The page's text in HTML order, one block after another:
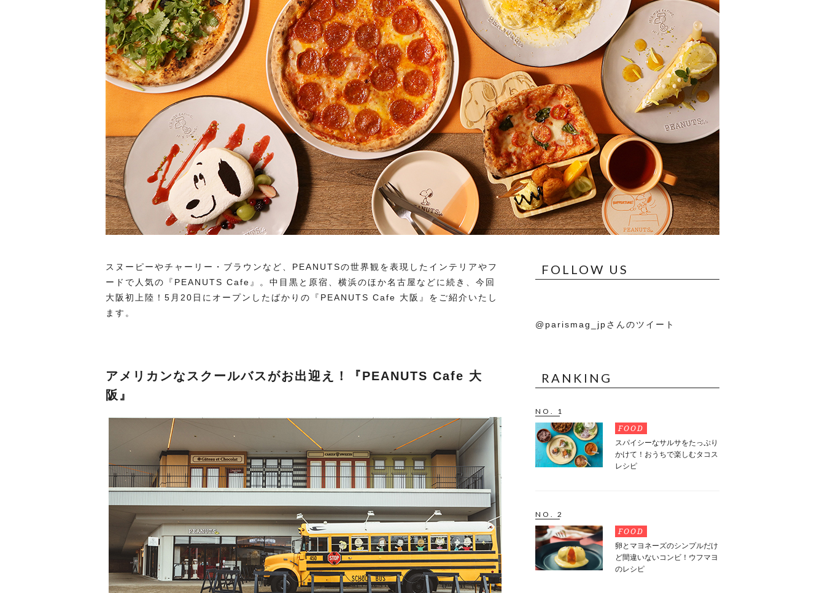
スヌーピーやチャーリー・ブラウンなど、PEANUTSの世界観を表現したインテリアやフ
ードで人気の『PEANUTS Cafe』。中目黒と原宿、横浜のほか名古屋などに続き、今回
大阪初上陸！5月20日にオープンしたばかりの『PEANUTS Cafe 大阪』をご紹介いたし
ます。
アメリカンなスクールバスがお出迎え！『PEANUTS Cafe 大
阪』
FOLLOW US
@parismag_jpさんのツイート
RANKING
NO. 1
FOOD
スパイシーなサルサをたっぷり
かけて！おうちで楽しむタコス
レシピ
NO. 2
FOOD
卵とマヨネーズのシンプルだけ
ど間違いないコンビ！ウフマヨ
のレシピ